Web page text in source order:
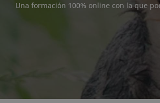
Una formación 100% online con la que